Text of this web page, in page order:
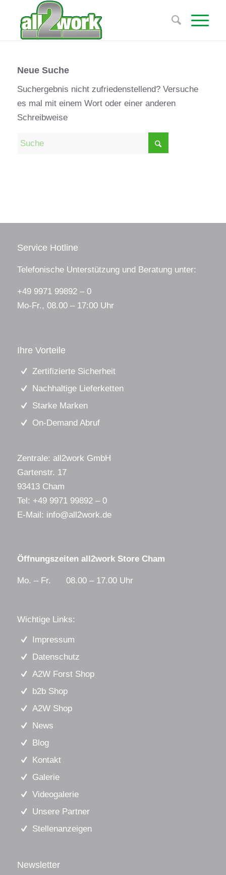
Neue Suche
Suchergebnis nicht zufriedenstellend? Versuche
es mal mit einem Wort oder einer anderen
Schreibweise
Service Hotline
Telefonische Unterstützung und Beratung unter:
+49 9971 99892 – 0
Mo-Fr., 08.00 – 17:00 Uhr
Ihre Vorteile
Zertifizierte Sicherheit
Nachhaltige Lieferketten
Starke Marken
On-Demand Abruf
Zentrale: all2work GmbH
Gartenstr. 17
93413 Cham
Tel: +49 9971 99892 – 0
E-Mail: info@all2work.de
Öffnungszeiten all2work Store Cham
Mo. – Fr. 08.00 – 17.00 Uhr
Wichtige Links:
Impressum
Datenschutz
A2W Forst Shop
b2b Shop
A2W Shop
News
Blog
Kontakt
Galerie
Videogalerie
Unsere Partner
Stellenanzeigen
Newsletter